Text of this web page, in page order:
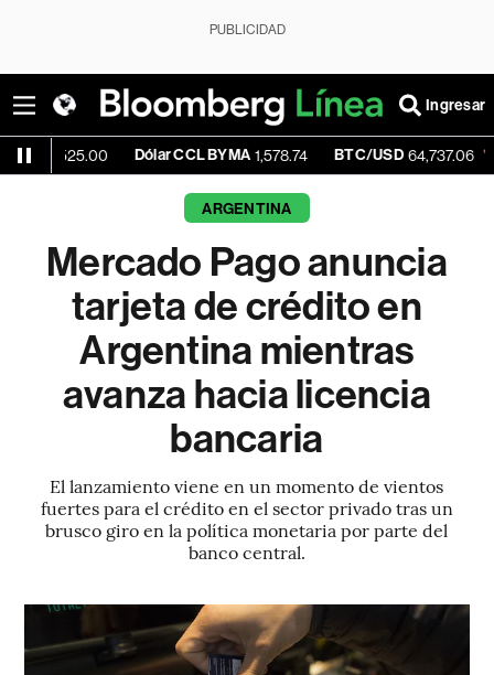
PUBLICIDAD
Ingresar
Dólar CCL BYMA 1,578.74 BTC/USD 64,737.06 -0.46%
ARGENTINA
Mercado Pago anuncia
tarjeta de crédito en
Argentina mientras
avanza hacia licencia
bancaria
El lanzamiento viene en un momento de vientos
fuertes para el crédito en el sector privado tras un
brusco giro en la política monetaria por parte del
banco central.